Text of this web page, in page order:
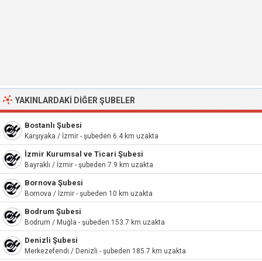
YAKINLARDAKI DIĞER ŞUBELER
Bostanlı Şubesi
Karşıyaka / İzmir - şubeden 6.4 km uzakta
İzmir Kurumsal ve Ticari Şubesi
Bayraklı / İzmir - şubeden 7.9 km uzakta
Bornova Şubesi
Bornova / İzmir - şubeden 10 km uzakta
Bodrum Şubesi
Bodrum / Muğla - şubeden 153.7 km uzakta
Denizli Şubesi
Merkezefendi / Denizli - şubeden 185.7 km uzakta